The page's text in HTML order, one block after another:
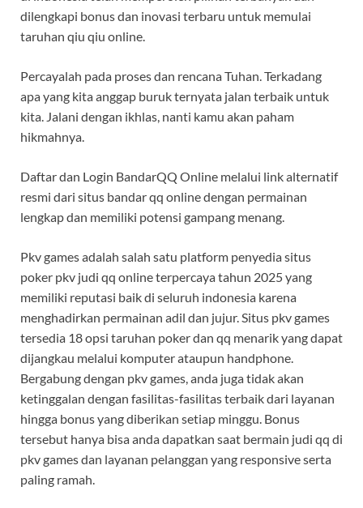
dilengkapi bonus dan inovasi terbaru untuk memulai
taruhan qiu qiu online.
Percayalah pada proses dan rencana Tuhan. Terkadang
apa yang kita anggap buruk ternyata jalan terbaik untuk
kita. Jalani dengan ikhlas, nanti kamu akan paham
hikmahnya.
Daftar dan Login BandarQQ Online melalui link alternatif
resmi dari situs bandar qq online dengan permainan
lengkap dan memiliki potensi gampang menang.
Pkv games adalah salah satu platform penyedia situs
poker pkv judi qq online terpercaya tahun 2025 yang
memiliki reputasi baik di seluruh indonesia karena
menghadirkan permainan adil dan jujur. Situs pkv games
tersedia 18 opsi taruhan poker dan qq menarik yang dapat
dijangkau melalui komputer ataupun handphone.
Bergabung dengan pkv games, anda juga tidak akan
ketinggalan dengan fasilitas-fasilitas terbaik dari layanan
hingga bonus yang diberikan setiap minggu. Bonus
tersebut hanya bisa anda dapatkan saat bermain judi qq di
pkv games dan layanan pelanggan yang responsive serta
paling ramah.